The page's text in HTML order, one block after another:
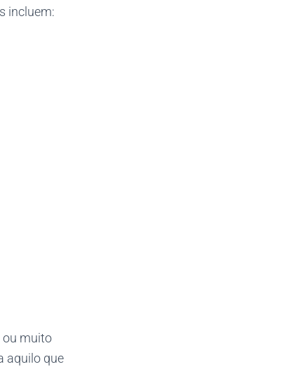
incluem:
ou muito
aquilo que